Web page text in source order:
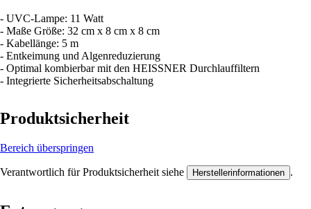
- UVC-Lampe: 11 Watt
- Maße Größe: 32 cm x 8 cm x 8 cm
- Kabellänge: 5 m
- Entkeimung und Algenreduzierung
- Optimal kombierbar mit den HEISSNER Durchlauffiltern
- Integrierte Sicherheitsabschaltung
Produktsicherheit
Bereich überspringen
Verantwortlich für Produktsicherheit siehe Herstellerinformationen .